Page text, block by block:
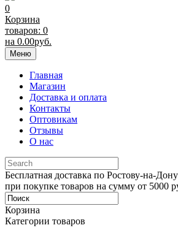
0
Корзина
товаров: 0
на 0.00руб.
Меню
Главная
Магазин
Доставка и оплата
Контакты
Оптовикам
Отзывы
О нас
Бесплатная доставка по Ростову-на-Дону
при покупке товаров на сумму от 5000
Корзина
Категории товаров